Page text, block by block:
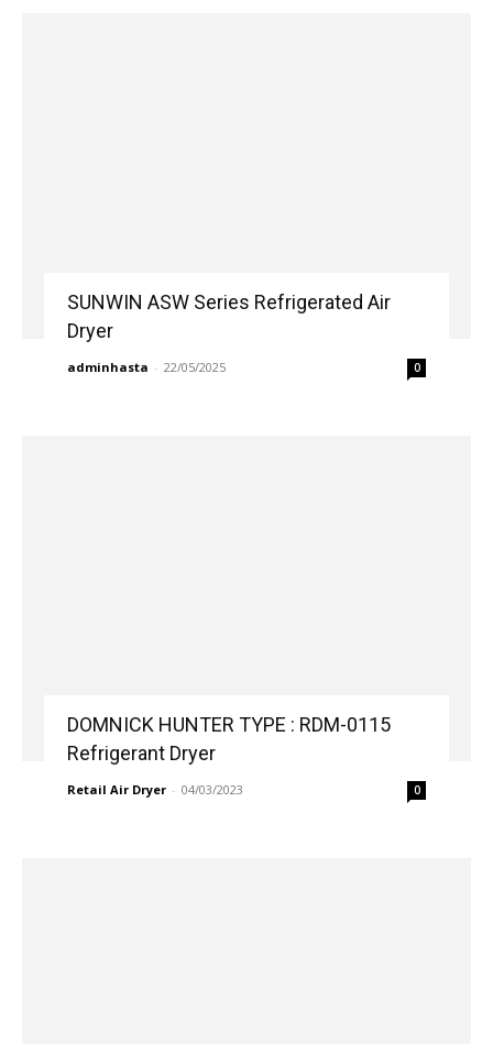
SUNWIN ASW Series Refrigerated Air
Dryer
adminhasta - 22/05/2025 0
DOMNICK HUNTER TYPE : RDM-0115
Refrigerant Dryer
Retail Air Dryer - 04/03/2023 0